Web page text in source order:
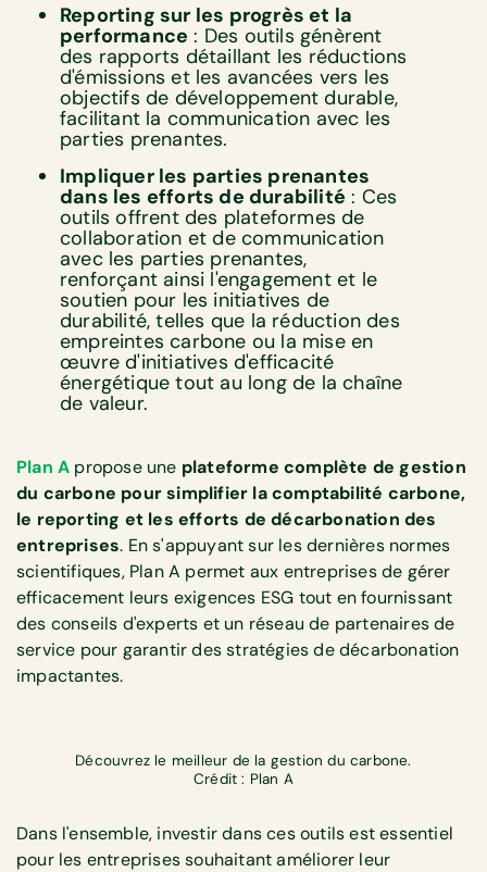
Reporting sur les progrès et la
performance : Des outils génèrent
des rapports détaillant les réductions
d'émissions et les avancées vers les
objectifs de développement durable,
facilitant la communication avec les
parties prenantes.
Impliquer les parties prenantes
dans les efforts de durabilité : Ces
outils offrent des plateformes de
collaboration et de communication
avec les parties prenantes,
renforçant ainsi l'engagement et le
soutien pour les initiatives de
durabilité, telles que la réduction des
empreintes carbone ou la mise en
œuvre d'initiatives d'efficacité
énergétique tout au long de la chaîne
de valeur.
Plan A propose une plateforme complète de gestion
du carbone pour simplifier la comptabilité carbone,
le reporting et les efforts de décarbonation des
entreprises. En s'appuyant sur les dernières normes
scientifiques, Plan A permet aux entreprises de gérer
efficacement leurs exigences ESG tout en fournissant
des conseils d'experts et un réseau de partenaires de
service pour garantir des stratégies de décarbonation
impactantes.
Découvrez le meilleur de la gestion du carbone.
Crédit : Plan A
Dans l'ensemble, investir dans ces outils est essentiel
pour les entreprises souhaitant améliorer leur